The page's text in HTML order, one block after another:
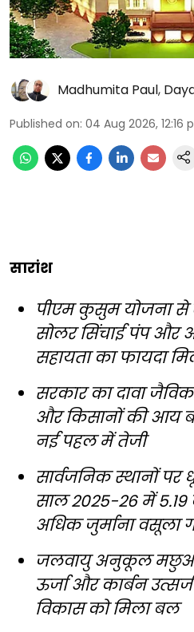
Madhumita Paul,
Published on: 04 Aug 2026, 12:16
सारांश
पीएम कुसुम योजना से
सोलर सिंचाई पंप और
सहायता का फायदा
सरकार का दावा
और किसानों की आय
नई पहल में तेजी
सार्वजनिक स्थानों पर
साल 2025-26 में
अधिक जुर्माना वसूला
जलवायु अनुकूल
ऊर्जा और कार्बन
विकास को मिला बल